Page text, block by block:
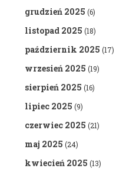
grudzień 2025 (6)
listopad 2025 (18)
październik 2025 (17)
wrzesień 2025 (19)
sierpień 2025 (16)
lipiec 2025 (9)
czerwiec 2025 (21)
maj 2025 (24)
kwiecień 2025 (13)